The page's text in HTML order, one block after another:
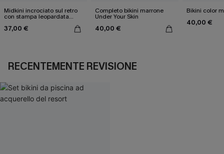
Midkini incrociato sul retro
con stampa leopardata
37,00 €
Completo bikini marrone
Under Your Skin
40,00 €
Bikini color
40,00 €
RECENTEMENTE REVISIONE